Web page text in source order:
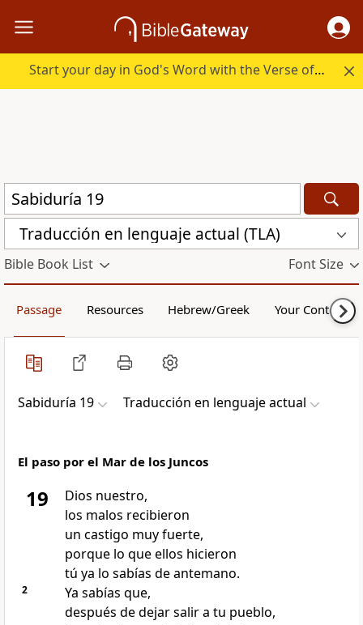
Start your day in God's Word with the Verse of the Day.
Traducción en lenguaje actual (TLA)
Bible Book List Font Size
Passage Resources Hebrew/Greek Your Content
Sabiduría 19 Traducción en lenguaje actual
El paso por el Mar de los Juncos
19
Dios nuestro,
los malos recibieron
un castigo muy fuerte,
porque lo que ellos hicieron
tú ya lo sabías de antemano.
2
Ya sabías que,
después de dejar salir a tu pueblo,